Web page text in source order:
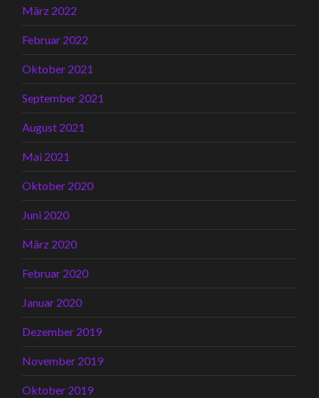
März 2022
Februar 2022
Oktober 2021
September 2021
August 2021
Mai 2021
Oktober 2020
Juni 2020
März 2020
Februar 2020
Januar 2020
Dezember 2019
November 2019
Oktober 2019